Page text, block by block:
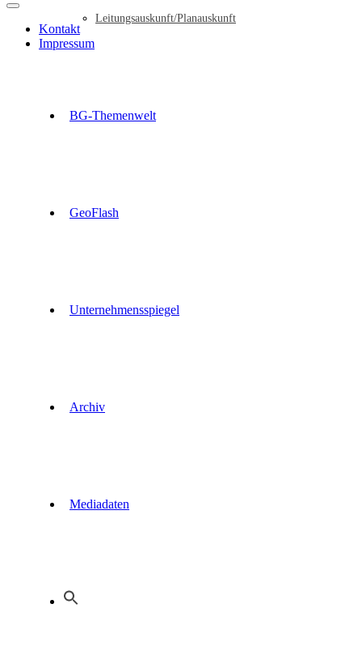
Leitungsauskunft/Planauskunft
BG-Themenwelt
GeoFlash
Unternehmensspiegel
Archiv
Mediadaten
Kontakt
Impressum